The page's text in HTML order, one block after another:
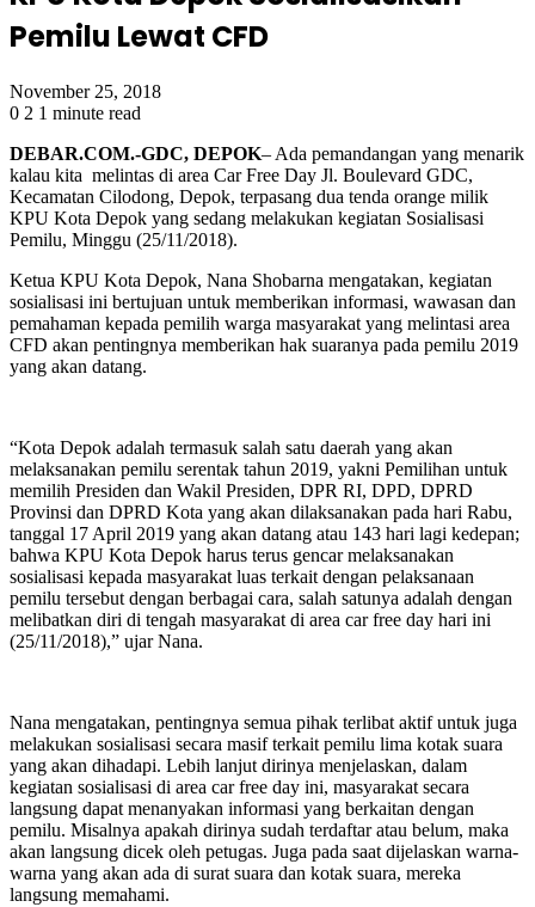
Pemilu Lewat CFD
November 25, 2018
0 2 1 minute read
DEBAR.COM.-GDC, DEPOK– Ada pemandangan yang menarik
kalau kita melintas di area Car Free Day Jl. Boulevard GDC,
Kecamatan Cilodong, Depok, terpasang dua tenda orange milik
KPU Kota Depok yang sedang melakukan kegiatan Sosialisasi
Pemilu, Minggu (25/11/2018).
Ketua KPU Kota Depok, Nana Shobarna mengatakan, kegiatan
sosialisasi ini bertujuan untuk memberikan informasi, wawasan dan
pemahaman kepada pemilih warga masyarakat yang melintasi area
CFD akan pentingnya memberikan hak suaranya pada pemilu 2019
yang akan datang.
“Kota Depok adalah termasuk salah satu daerah yang akan
melaksanakan pemilu serentak tahun 2019, yakni Pemilihan untuk
memilih Presiden dan Wakil Presiden, DPR RI, DPD, DPRD
Provinsi dan DPRD Kota yang akan dilaksanakan pada hari Rabu,
tanggal 17 April 2019 yang akan datang atau 143 hari lagi kedepan;
bahwa KPU Kota Depok harus terus gencar melaksanakan
sosialisasi kepada masyarakat luas terkait dengan pelaksanaan
pemilu tersebut dengan berbagai cara, salah satunya adalah dengan
melibatkan diri di tengah masyarakat di area car free day hari ini
(25/11/2018),” ujar Nana.
Nana mengatakan, pentingnya semua pihak terlibat aktif untuk juga
melakukan sosialisasi secara masif terkait pemilu lima kotak suara
yang akan dihadapi. Lebih lanjut dirinya menjelaskan, dalam
kegiatan sosialisasi di area car free day ini, masyarakat secara
langsung dapat menanyakan informasi yang berkaitan dengan
pemilu. Misalnya apakah dirinya sudah terdaftar atau belum, maka
akan langsung dicek oleh petugas. Juga pada saat dijelaskan warna-
warna yang akan ada di surat suara dan kotak suara, mereka
langsung memahami.